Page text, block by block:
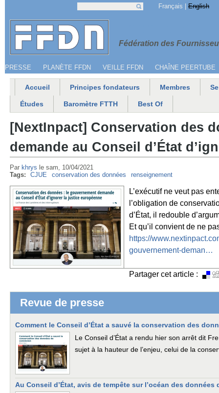
Jump to navigation
Fédération des
Menu secondaire
PRESSE PLANÈTE FFDN VEILLE FFDN CHAÎNE PEERTUBE
Français English
Menu principal
Accueil Principes fondateurs Membres
Études Baromètre FTTH Best Of
[NextInpact] Conservation des
demande au Conseil d’État
Par khrys le sam, 10/04/2021
Tags:
CJUE conservation des données renseignement
L’exécutif ne veut pas
l’obligation de
d’État, il redouble
Et qu’il convient de ne
https://
gouvernement-deman…
Partager cet article :
Revue de presse
Comment le Conseil d’État a sauvé la conservation des
Le Conseil d’État a rendu hier son arrêt dit
sujet à la hauteur de l’enjeu, celui de la
Au Conseil d’État, avis de tempête sur l’océan des données